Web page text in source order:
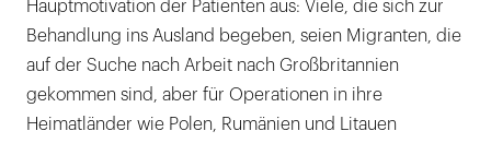
Hauptmotivation der Patienten aus: Viele, die sich zur
Behandlung ins Ausland begeben, seien Migranten, die
auf der Suche nach Arbeit nach Großbritannien
gekommen sind, aber für Operationen in ihre
Heimatländer wie Polen, Rumänien und Litauen